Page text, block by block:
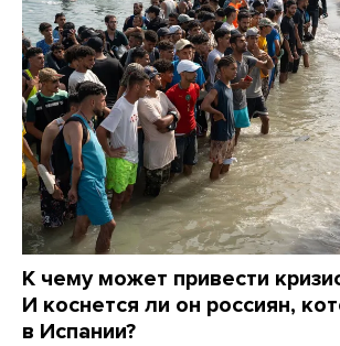
К чему может привести
И коснется ли он россиян,
в Испании?